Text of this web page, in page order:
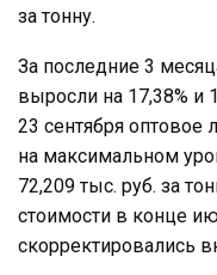
за тонну.
За последние 3
выросли на 17,38% и
23 сентября оптовое
на максимальном
72,209 тыс. руб. за
стоимости в конце
скорректировались